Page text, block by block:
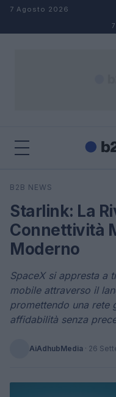
Salta al contenuto
7 Agosto 2026
Cerca
B2B NEWS
Starlink: La
Connettività
Moderno
SpaceX si appresta a
mobile attraverso il
promettendo una rete
affidabilità senza
AiAdhubMedia · 26